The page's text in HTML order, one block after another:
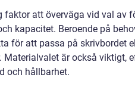
faktor att överväga vid val av
kapacitet. Beroende på
för att passa på skrivbordet
Materialvalet är också viktigt,
och hållbarhet.